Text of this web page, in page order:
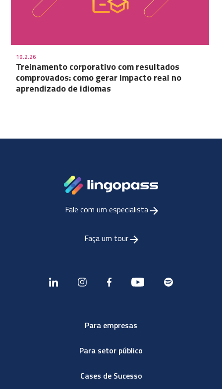
19.2.26
Treinamento corporativo com resultados
comprovados: como gerar impacto real no
aprendizado de idiomas
Fale com um especialista
Faça um tour
Para empresas
Para setor público
Cases de Sucesso